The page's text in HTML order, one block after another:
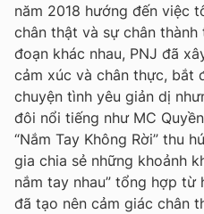
năm 2018 hướng đến việc
chân thật và sự chân
đoạn khác nhau, PNJ đã
cảm xúc và chân thực, bắt
chuyện tình yêu giản dị
đôi nổi tiếng như MC
“Nắm Tay Không Rời” thu
gia chia sẻ những khoảnh
nắm tay nhau” tổng hợp
đã tạo nên cảm giác chân